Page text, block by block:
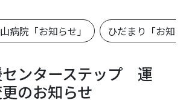
病院「お知らせ」 ひだまり「お知
センターステップ 運
のお知らせ